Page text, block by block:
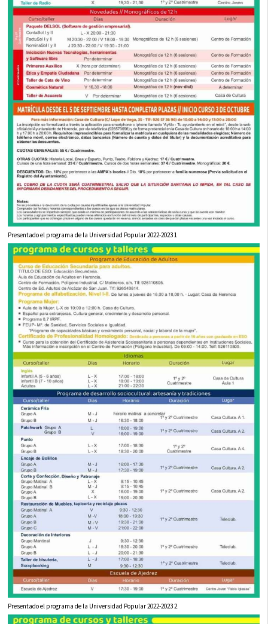
Presentado el programa de la Universidad Popular 2022-2023 1
Presentado el programa de la Universidad Popular 2022-2023 2